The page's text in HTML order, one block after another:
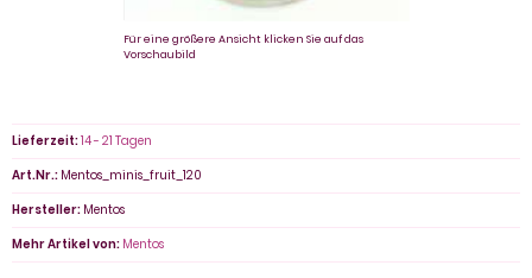
Für eine größere Ansicht klicken Sie auf das
Vorschaubild
Lieferzeit:14 - 21 Tagen
Art.Nr.: Mentos_minis_fruit_120
Hersteller: Mentos
Mehr Artikel von: Mentos